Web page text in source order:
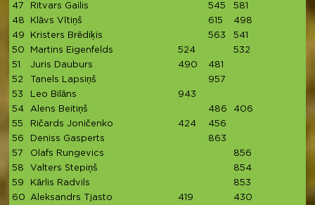
47
Ritvars Gailis 545 581
48
Klāvs Vītiņš 615 498
49
Kristers Brēdiķis 563 541
50
Martins Eigenfelds 524 532
51
Juris Dauburs 490 481
52
Tanels Lapsiņš 957
53
Leo Bilāns 943
54
Alens Beitiņš 486 406
55
Ričards Joničenko 424 456
56
Deniss Gasperts 863
57
Olafs Rungevics 856
58
Valters Stepiņš 854
59
Kārlis Radvils 853
60
Aleksandrs Tjasto 419 430